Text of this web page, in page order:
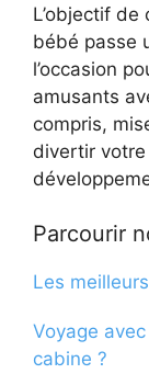
L’objectif de
bébé passe
l’occasion
amusants
compris,
divertir
Parcourir
Les
Voyage
cabine ?